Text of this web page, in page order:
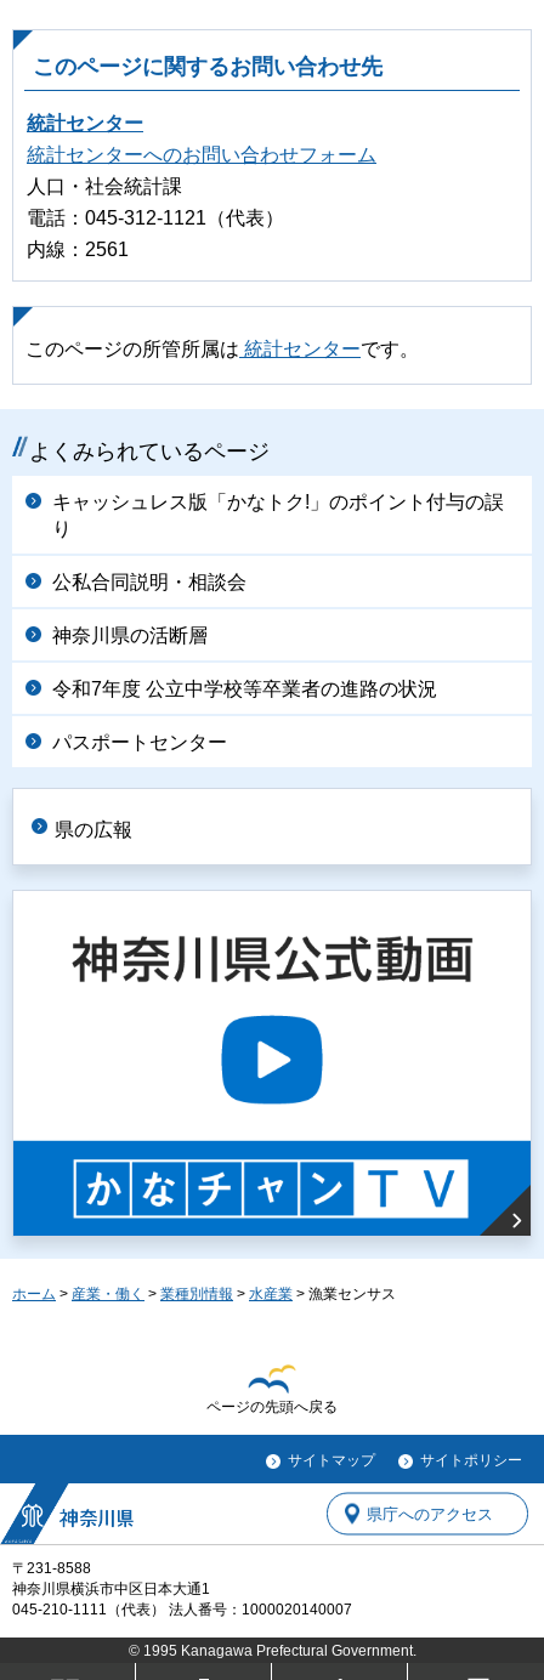
このページに関するお問い合わせ先
統計センター
統計センターへのお問い合わせフォーム
人口・社会統計課
電話：045-312-1121（代表）
内線：2561
このページの所管所属は 統計センターです。
よくみられているページ
キャッシュレス版「かなトク!」のポイント付与の誤
り
公私合同説明・相談会
神奈川県の活断層
令和7年度 公立中学校等卒業者の進路の状況
パスポートセンター
県の広報
ホーム > 産業・働く > 業種別情報 > 水産業 > 漁業センサス
ページの先頭へ戻る
サイトマップ サイトポリシー
〒231-8588
神奈川県横浜市中区日本大通1
045-210-1111（代表） 法人番号：1000020140007
県庁へのアクセス
© 1995 Kanagawa Prefectural Government.